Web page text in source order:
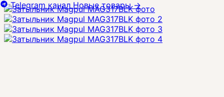
Telegram канал Новые товары→